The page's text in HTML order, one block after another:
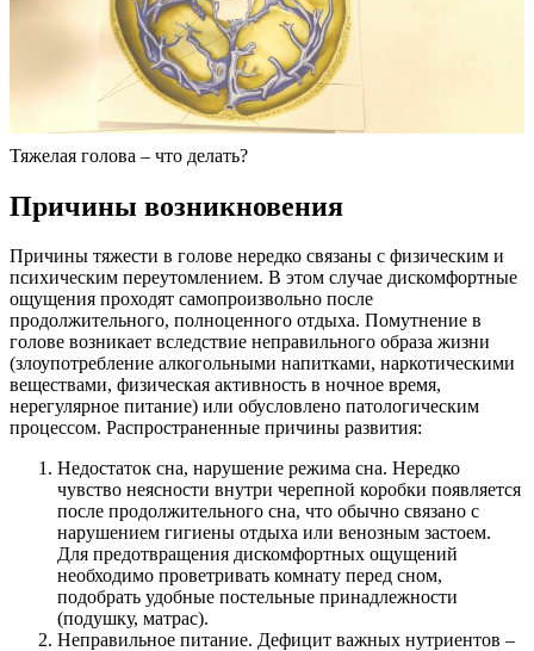
Тяжелая голова – что делать?
Причины возникновения
Причины тяжести в голове нередко связаны с физическим и
психическим переутомлением. В этом случае дискомфортные
ощущения проходят самопроизвольно после
продолжительного, полноценного отдыха. Помутнение в
голове возникает вследствие неправильного образа жизни
(злоупотребление алкогольными напитками, наркотическими
веществами, физическая активность в ночное время,
нерегулярное питание) или обусловлено патологическим
процессом. Распространенные причины развития:
Недостаток сна, нарушение режима сна. Нередко
чувство неясности внутри черепной коробки появляется
после продолжительного сна, что обычно связано с
нарушением гигиены отдыха или венозным застоем.
Для предотвращения дискомфортных ощущений
необходимо проветривать комнату перед сном,
подобрать удобные постельные принадлежности
(подушку, матрас).
Неправильное питание. Дефицит важных нутриентов –